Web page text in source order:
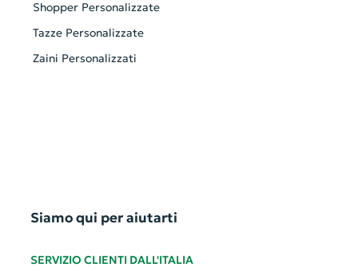
Shopper Personalizzate
Tazze Personalizzate
Zaini Personalizzati
Siamo qui per aiutarti
SERVIZIO CLIENTI DALL'ITALIA